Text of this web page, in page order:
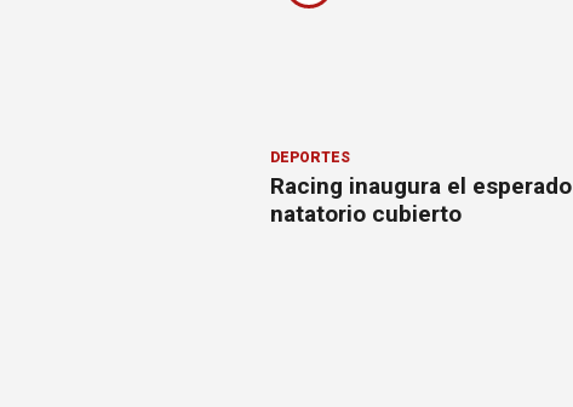
DEPORTES
Racing inaugura el esperado
natatorio cubierto